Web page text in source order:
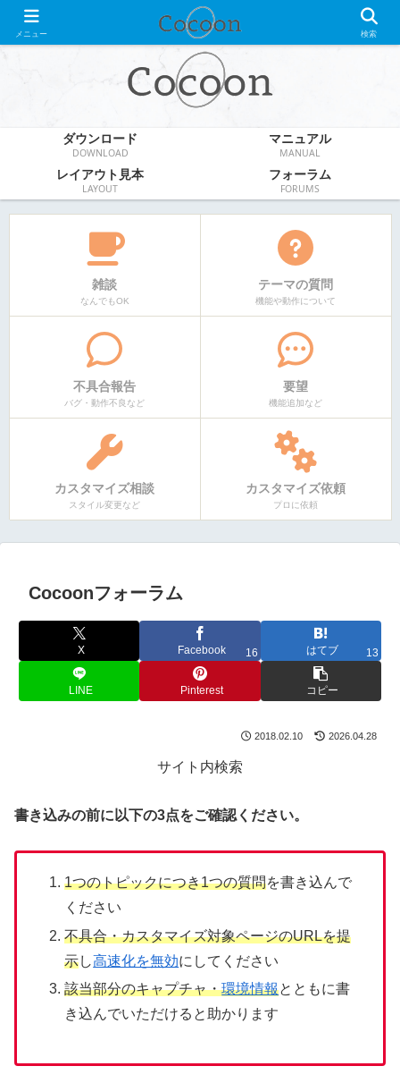
WordPress無料テーマ
ダウンロード
DOWNLOAD
マニュアル
MANUAL
レイアウト見本
LAYOUT
フォーラム
FORUMS
雑談
なんでもOK
テーマの質問
機能や動作について
不具合報告
バグ・動作不良など
要望
機能追加など
カスタマイズ相談
スタイル変更など
カスタマイズ依頼
プロに依頼
Cocoonフォーラム
X Facebook 16 はてブ 13
LINE Pinterest コピー
2018.02.10 2026.04.28
サイト内検索
書き込みの前に以下の3点をご確認ください。
1つのトピックにつき1つの質問を書き込んで
ください
不具合・カスタマイズ対象ページのURLを提
示し高速化を無効にしてください
該当部分のキャプチャ・環境情報とともに書
き込んでいただけると助かります
メニュー 検索